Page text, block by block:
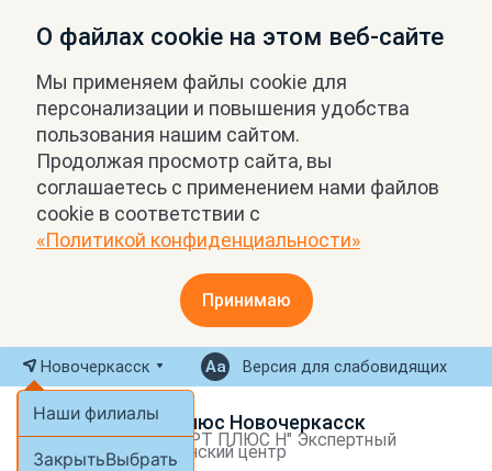
О файлах cookie на этом веб-сайте
Мы применяем файлы cookie для
персонализации и повышения удобства
пользования нашим сайтом.
Продолжая просмотр сайта, вы
соглашаетесь с применением нами файлов
cookie в соответствии с
«Политикой конфиденциальности»
Принимаю
Новочеркасск
Наши филиалы
ЗакрытьВыбрать
Версия для слабовидящих
МРТ Плюс Новочеркасск
ООО "МРТ ПЛЮС Н" Экспертный
медицинский центр